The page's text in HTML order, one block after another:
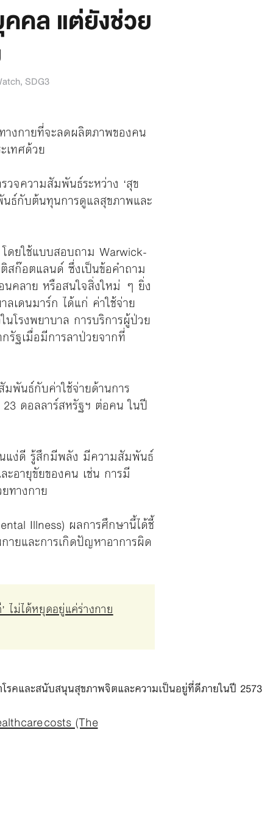
คคล แต่ยังช่วย
, SDG3
างกายที่จะลดผลิตภาพของคน
เทศด้วย
จความสัมพันธ์ระหว่าง ‘สุข
นธ์กับต้นทุนการดูแลสุขภาพและ
ดยใช้แบบสอบถาม Warwick-
สก๊อตแลนด์ ซึ่งเป็นข้อคําถาม
คลาย หรือสนใจสิ่งใหม่ ๆ ยิ่ง
เดนมาร์ก ได้แก่ ค่าใช้จ่าย
โรงพยาบาล การบริการผู้ป่วย
รัฐเมื่อมีการลาป่วยจากที่
พันธ์กับค่าใช้จ่ายด้านการ
ดอลลาร์สหรัฐฯ ต่อคน ในปี
นแง่ดี รู้สึกมีพลัง มีความสัมพันธ์
อายุขัยของคน เช่น การมี
ทางกาย
Illness) ผลการศึกษานี้ได้ชี้
ยและการเกิดปัญหาอาการผิด
ไม่ได้หยุดอยู่แค่ร่างกาย
รคและสนับสนุนสุขภาพจิตและความเป็นอยู่ที่ดีภายในปี 2573
costs (The